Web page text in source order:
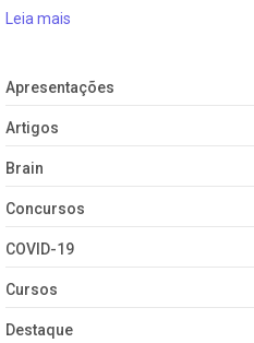
Leia mais
Apresentações
Artigos
Brain
Concursos
COVID-19
Cursos
Destaque